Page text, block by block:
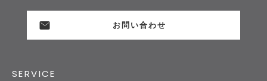
お問い合わせ
SERVICE